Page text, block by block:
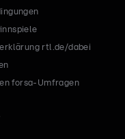
rtl.de/dabei
forsa-Umfragen